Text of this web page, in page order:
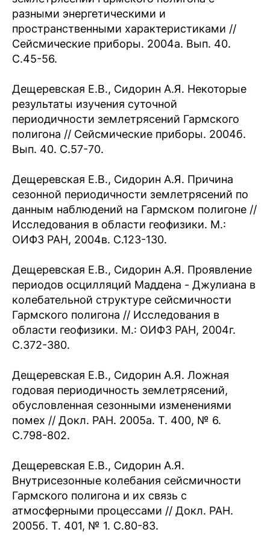
разными энергетическими и
пространственными характеристиками //
Сейсмические приборы. 2004а. Вып. 40.
С.45-56.
Дещеревская Е.В., Сидорин А.Я. Некоторые
результаты изучения суточной
периодичности землетрясений Гармского
полигона // Сейсмические приборы. 2004б.
Вып. 40. С.57-70.
Дещеревская Е.В., Сидорин А.Я. Причина
сезонной периодичности землетрясений по
данным наблюдений на Гармском полигоне //
Исследования в области геофизики. М.:
ОИФЗ РАН, 2004в. С.123-130.
Дещеревская Е.В., Сидорин А.Я. Проявление
периодов осцилляций Маддена - Джулиана в
колебательной структуре сейсмичности
Гармского полигона // Исследования в
области геофизики. М.: ОИФЗ РАН, 2004г.
С.372-380.
Дещеревская Е.В., Сидорин А.Я. Ложная
годовая периодичность землетрясений,
обусловленная сезонными изменениями
помех // Докл. РАН. 2005а. Т. 400, № 6.
С.798-802.
Дещеревская Е.В., Сидорин А.Я.
Внутрисезонные колебания сейсмичности
Гармского полигона и их связь с
атмосферными процессами // Докл. РАН.
2005б. Т. 401, № 1. С.80-83.